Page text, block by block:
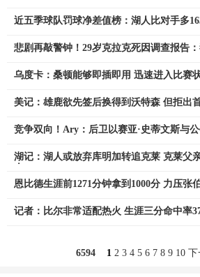
近五季球队罚球净差值榜：湖人比对手多
悲剧再敲警钟！29岁克拉克死因调查报告
乌度卡：桑顿能够即插即用 迅速进入比赛
美记：雄鹿欲先签后换得到沃特森 但拒出
竞争双向！Ary：后卫以赛亚·史蒂文斯与
湖记：湖人或放弃库明加转追克莱 克莱父
恩比德生涯前1271分钟拿到1000分 力压张
记者：比尔非常适配热火 生涯三分命中率
6594 1 2 3 4 5 6 7 8 9 10 下